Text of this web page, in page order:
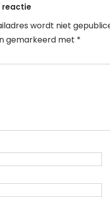
reactie
wordt niet
gemarkeerd met *